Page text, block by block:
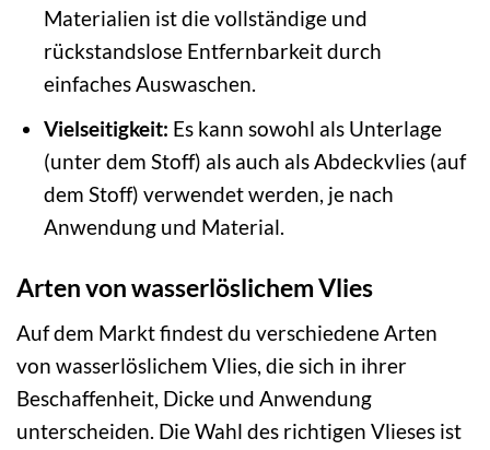
Materialien ist die vollständige und
rückstandslose Entfernbarkeit durch
einfaches Auswaschen.
Vielseitigkeit: Es kann sowohl als Unterlage
(unter dem Stoff) als auch als Abdeckvlies (auf
dem Stoff) verwendet werden, je nach
Anwendung und Material.
Arten von wasserlöslichem Vlies
Auf dem Markt findest du verschiedene Arten
von wasserlöslichem Vlies, die sich in ihrer
Beschaffenheit, Dicke und Anwendung
unterscheiden. Die Wahl des richtigen Vlieses ist